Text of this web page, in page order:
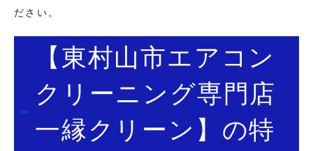
ださい。
【東村山市エアコン
クリーニング専門店
一縁クリーン】の特